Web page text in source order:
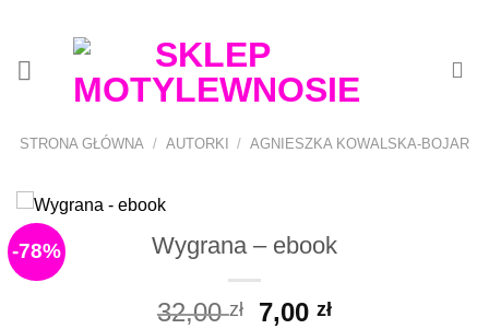
zawartości
STRONA GŁÓWNA / AUTORKI / AGNIESZKA KOWALSKA-BOJAR
-78% Wygrana – ebook
32,00zł
Pierwotna
7,00złAktualna